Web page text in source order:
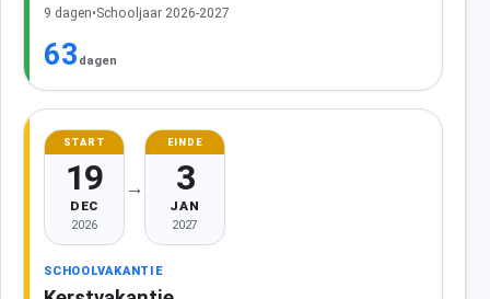
9 dagen•Schooljaar 2026-2027
63 dagen
START
19
DEC
2026
→
EINDE
3
JAN
2027
SCHOOLVAKANTIE